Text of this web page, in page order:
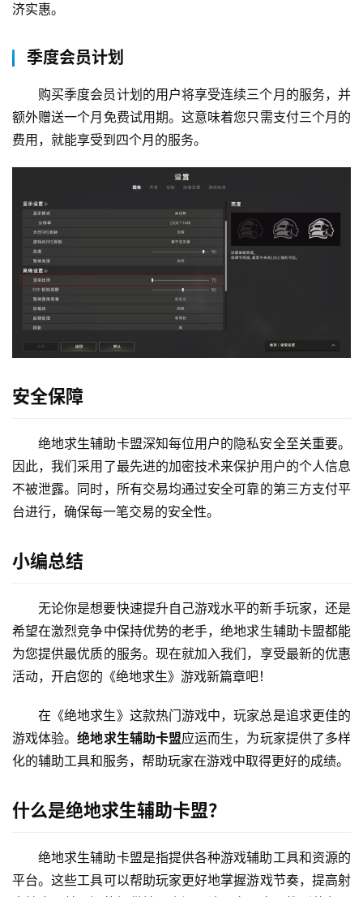
济实惠。
季度会员计划
购买季度会员计划的用户将享受连续三个月的服务，并
额外赠送一个月免费试用期。这意味着您只需支付三个月的
费用，就能享受到四个月的服务。
安全保障
绝地求生辅助卡盟深知每位用户的隐私安全至关重要。
因此，我们采用了最先进的加密技术来保护用户的个人信息
不被泄露。同时，所有交易均通过安全可靠的第三方支付平
台进行，确保每一笔交易的安全性。
小编总结
无论你是想要快速提升自己游戏水平的新手玩家，还是
希望在激烈竞争中保持优势的老手，绝地求生辅助卡盟都能
为您提供最优质的服务。现在就加入我们，享受最新的优惠
活动，开启您的《绝地求生》游戏新篇章吧！
在《绝地求生》这款热门游戏中，玩家总是追求更佳的
游戏体验。绝地求生辅助卡盟应运而生，为玩家提供了多样
化的辅助工具和服务，帮助玩家在游戏中取得更好的成绩。
什么是绝地求生辅助卡盟？
绝地求生辅助卡盟是指提供各种游戏辅助工具和资源的
平台。这些工具可以帮助玩家更好地掌握游戏节奏，提高射